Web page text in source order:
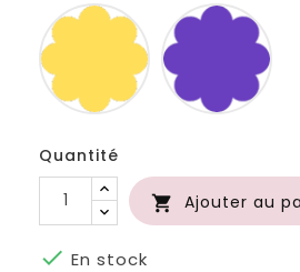
JAUNE
Quantité
 Ajouter au
 En stock